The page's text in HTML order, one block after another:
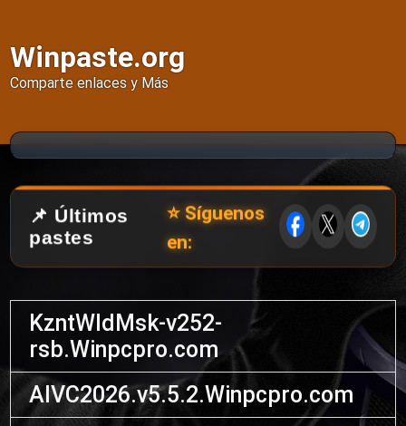
Winpaste.org
Comparte enlaces y Más
📌 Últimos
pastes
⭐ Síguenos
en:
KzntWldMsk-v252-
rsb.Winpcpro.com
AIVC2026.v5.5.2.Winpcpro.com